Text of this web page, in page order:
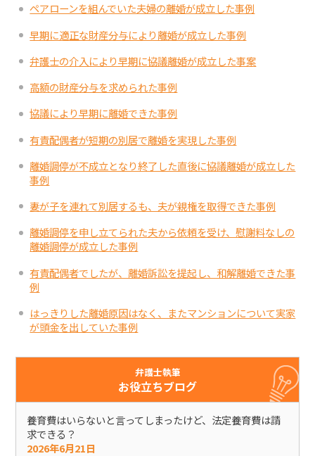
ペアローンを組んでいた夫婦の離婚が成立した事例
早期に適正な財産分与により離婚が成立した事例
弁護士の介入により早期に協議離婚が成立した事案
高額の財産分与を求められた事例
協議により早期に離婚できた事例
有責配偶者が短期の別居で離婚を実現した事例
離婚調停が不成立となり終了した直後に協議離婚が成立した
事例
妻が子を連れて別居するも、夫が親権を取得できた事例
離婚調停を申し立てられた夫から依頼を受け、慰謝料なしの
離婚調停が成立した事例
有責配偶者でしたが、離婚訴訟を提起し、和解離婚できた事
例
はっきりした離婚原因はなく、またマンションについて実家
が頭金を出していた事例
弁護士執筆
お役立ちブログ
養育費はいらないと言ってしまったけど、法定養育費は請
求できる？
2026年6月21日